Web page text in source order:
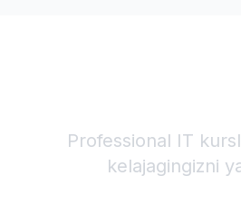
Professional IT
kelajagingizni